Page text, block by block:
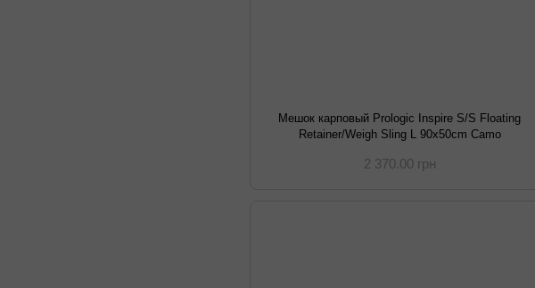
Мешок карповый Prologic Inspire S/S Floating
Retainer/Weigh Sling L 90x50cm Camo
2 370.00 грн